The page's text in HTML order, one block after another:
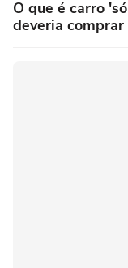
O que é carro
deveria comprar